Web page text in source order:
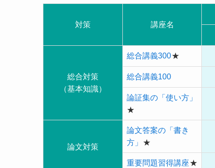
対策 講座名
総合対策
（基本知識）
総合講義300★
総合講義100
論証集の「使い方」
★
論文対策
論文答案の「書き
方」
★
重要問題習得講座★